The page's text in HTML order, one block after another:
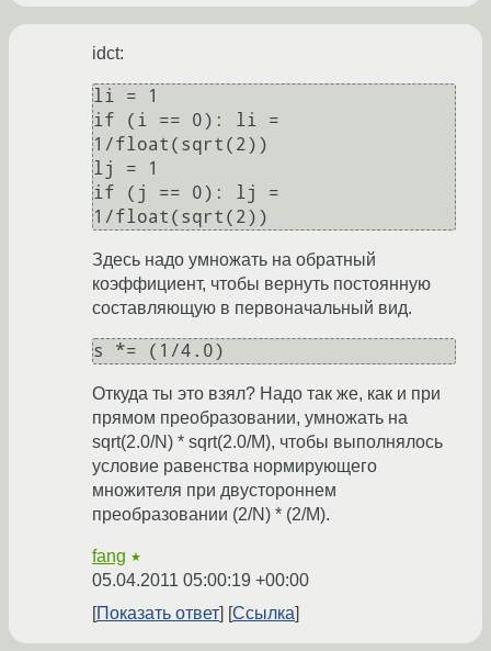
idct:
li = 1
if (i == 0): li =
1/float(sqrt(2))
lj = 1
if (j == 0): lj =
Здесь надо умножать на обратный
коэффициент, чтобы вернуть постоянную
составляющую в первоначальный вид.
Откуда ты это взял? Надо так же, как и при
прямом преобразовании, умножать на
sqrt(2.0/N) * sqrt(2.0/M), чтобы выполнялось
условие равенства нормирующего
множителя при двустороннем
преобразовании (2/N) * (2/M).
fang ★
05.04.2011 05:00:19 +00:00
Показать ответ
Ссылка